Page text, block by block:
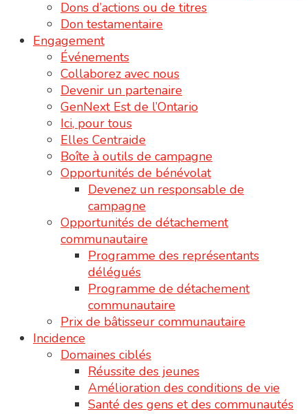
Dons d’actions ou de titres
Don testamentaire
Engagement
Événements
Collaborez avec nous
Devenir un partenaire
GenNext Est de l’Ontario
Ici, pour tous
Elles Centraide
Boîte à outils de campagne
Opportunités de bénévolat
Devenez un responsable de
campagne
Opportunités de détachement
communautaire
Programme des représentants
délégués
Programme de détachement
communautaire
Prix de bâtisseur communautaire
Incidence
Domaines ciblés
Réussite des jeunes
Amélioration des conditions de vie
Santé des gens et des communautés